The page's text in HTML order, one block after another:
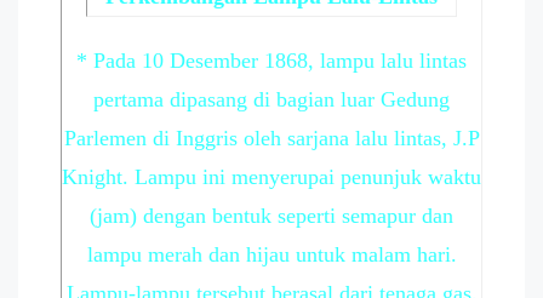
* Pada 10 Desember 1868, lampu lalu lintas
pertama dipasang di bagian luar Gedung
Parlemen di Inggris oleh sarjana lalu lintas, J.P
Knight. Lampu ini menyerupai penunjuk waktu
(jam) dengan bentuk seperti semapur dan
lampu merah dan hijau untuk malam hari.
Lampu-lampu tersebut berasal dari tenaga gas.